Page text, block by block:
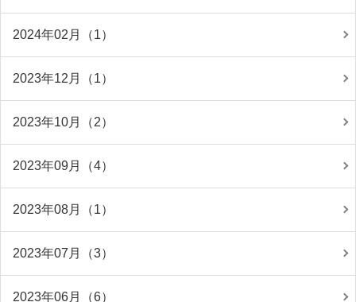
2024年02月（1）
2023年12月（1）
2023年10月（2）
2023年09月（4）
2023年08月（1）
2023年07月（3）
2023年06月（6）